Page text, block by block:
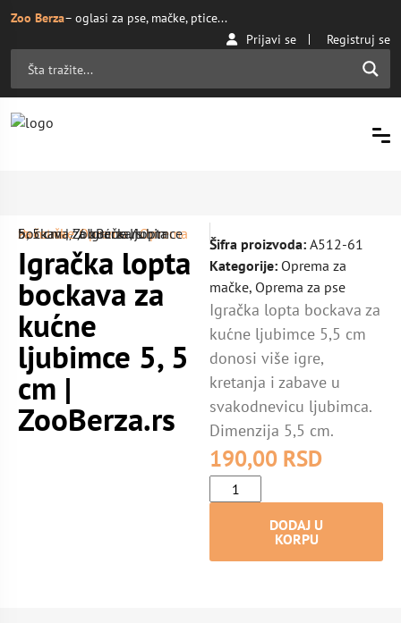
Zoo Berza– oglasi za pse, mačke, ptice...
Prijavi se
Registruj se
Početna/Oprema/
Oprema za mačke
/ Igračka lopta bockava za kućne ljubimce 5, 5 cm | ZooBerza.rs
Igračka lopta
bockava za
kućne
ljubimce 5, 5
cm |
ZooBerza.rs
Šifra proizvoda: A512-61
Kategorije: Oprema za
mačke, Oprema za pse
Igračka lopta bockava za
kućne ljubimce 5,5 cm
donosi više igre,
kretanja i zabave u
svakodnevicu ljubimca.
Dimenzija 5,5 cm.
190,00 RSD
DODAJ U
KORPU